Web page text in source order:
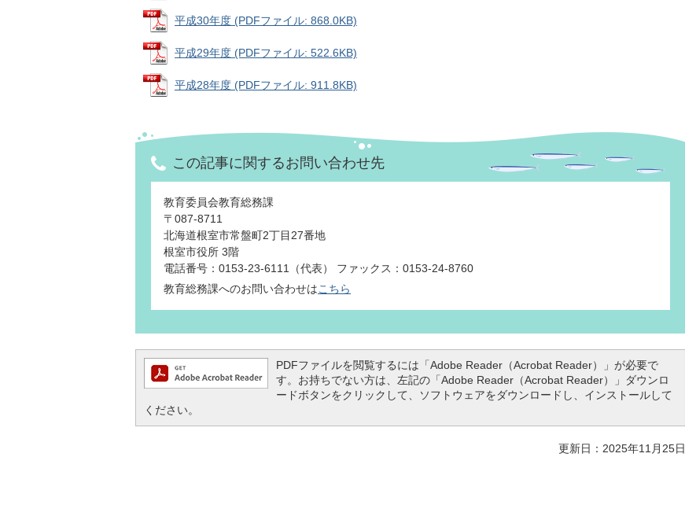
平成30年度 (PDFファイル: 868.0KB)
平成29年度 (PDFファイル: 522.6KB)
平成28年度 (PDFファイル: 911.8KB)
この記事に関するお問い合わせ先
教育委員会教育総務課
〒087-8711
北海道根室市常盤町2丁目27番地
根室市役所 3階
電話番号：0153-23-6111（代表） ファックス：0153-24-8760
教育総務課へのお問い合わせはこちら
PDFファイルを閲覧するには「Adobe Reader（Acrobat Reader）」が必要で
す。お持ちでない方は、左記の「Adobe Reader（Acrobat Reader）」ダウンロ
ードボタンをクリックして、ソフトウェアをダウンロードし、インストールして
ください。
更新日：2025年11月25日